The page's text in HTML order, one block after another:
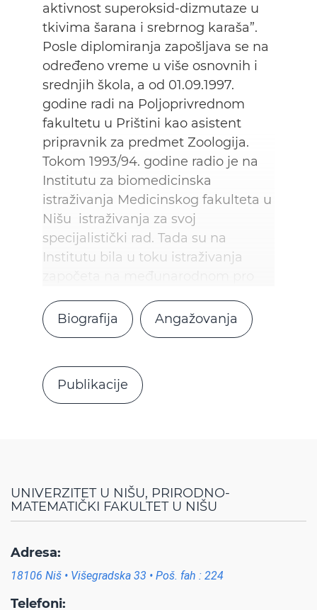
aktivnost superoksid-dizmutaze u
tkivima šarana i srebrnog karaša”.
Posle diplomiranja zapošljava se na
određeno vreme u više osnovnih i
srednjih škola, a od 01.09.1997.
godine radi na Poljoprivrednom
fakultetu u Prištini kao asistent
pripravnik za predmet Zoologija.
Tokom 1993/94. godine radio je na
Institutu za biomedicinska
istraživanja Medicinskog fakulteta u
Nišu istraživanja za svoj
specijalistički rad. Tada su na
Institutu bila u toku istraživanja
Biografija Angažovanja
Publikacije
UNIVERZITET U NIŠU, PRIRODNO-
MATEMATIČKI FAKULTET U NIŠU
Adresa:
18106 Niš • Višegradska 33 • Poš. fah : 224
Telefoni: